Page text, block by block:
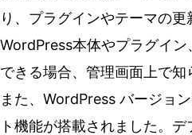
る
り、プラグインやテーマの更
WordPress本体やプラグイン
できる場合、管理画面上で知
また、WordPress バージョ
ト機能が搭載されました。